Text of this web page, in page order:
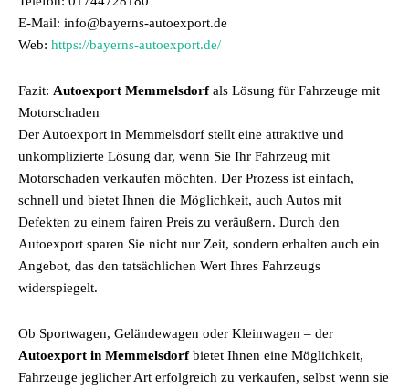
E-Mail: info@bayerns-autoexport.de
Web: https://bayerns-autoexport.de/
Fazit: Autoexport Memmelsdorfals Lösung für Fahrzeuge mit
Motorschaden
Der Autoexport in Memmelsdorf stellt eine attraktive und
unkomplizierte Lösung dar, wenn Sie Ihr Fahrzeug mit
Motorschaden verkaufen möchten. Der Prozess ist einfach,
schnell und bietet Ihnen die Möglichkeit, auch Autos mit
Defekten zu einem fairen Preis zu veräußern. Durch den
Autoexport sparen Sie nicht nur Zeit, sondern erhalten auch ein
Angebot, das den tatsächlichen Wert Ihres Fahrzeugs
widerspiegelt.
Ob Sportwagen, Geländewagen oder Kleinwagen – der
Autoexport in Memmelsdorfbietet Ihnen eine Möglichkeit,
Fahrzeuge jeglicher Art erfolgreich zu verkaufen, selbst wenn sie